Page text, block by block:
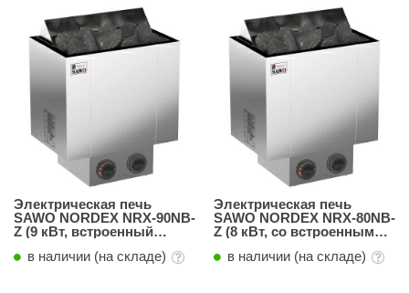
icon
Электрическая печь
SAWO NORDEX NRX-90NB-
Z (9 кВт, встроенный
снаружи нержавейка)
в наличии (на складе)
Электрическая печь
SAWO NORDEX NRX-80NB-
Z (8 кВт, со встроенным
световым индикатором)
в наличии (на складе)